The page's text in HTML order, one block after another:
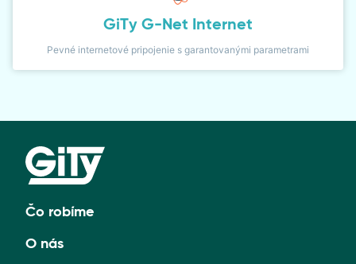
GiTy G-Net Internet
Pevné internetové pripojenie s garantovanými parametrami
Čo robíme
O nás